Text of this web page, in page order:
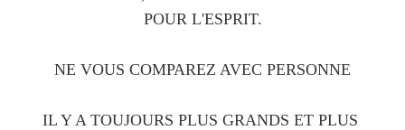
POUR L'ESPRIT.
NE VOUS COMPAREZ AVEC PERSONNE
IL Y A TOUJOURS PLUS GRANDS ET PLUS